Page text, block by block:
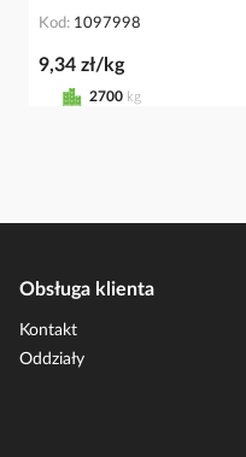
Kod 1097998
9,34 zł/kg
2700 kg
Obsługa klienta
Kontakt
Oddziały